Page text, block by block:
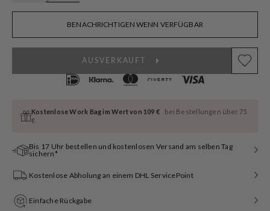
BENACHRICHTIGEN WENN VERFÜGBAR
AUSVERKAUFT
Kostenlose Work Bag im Wert von 109 €
bei Bestellungen über 75
€
Bis 17 Uhr bestellen und kostenlosen Versand am selben Tag
sichern*
Kostenlose Abholung an einem DHL ServicePoint
Einfache Rückgabe